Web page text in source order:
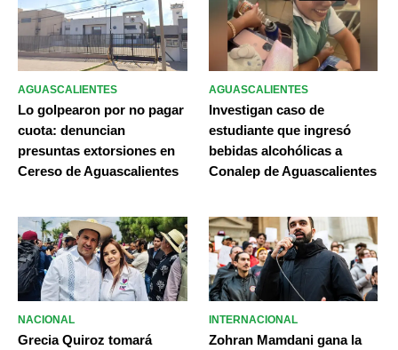
AGUASCALIENTES
Lo golpearon por no pagar
cuota: denuncian
presuntas extorsiones en
Cereso de Aguascalientes
AGUASCALIENTES
Investigan caso de
estudiante que ingresó
bebidas alcohólicas a
Conalep de Aguascalientes
NACIONAL
Grecia Quiroz tomará
INTERNACIONAL
Zohran Mamdani gana la